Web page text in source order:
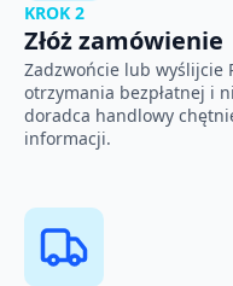
KROK 2
Złóż zamówienie
Zadzwońcie lub wyślijcie
otrzymania bezpłatnej i
doradca handlowy
informacji.